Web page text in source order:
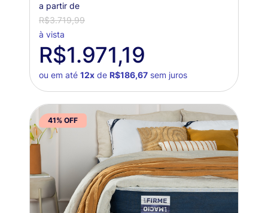
a partir de
R$3.719,99
à vista
R$1.971,19
ou em até 12xde R$186,67sem juros
41% OFF